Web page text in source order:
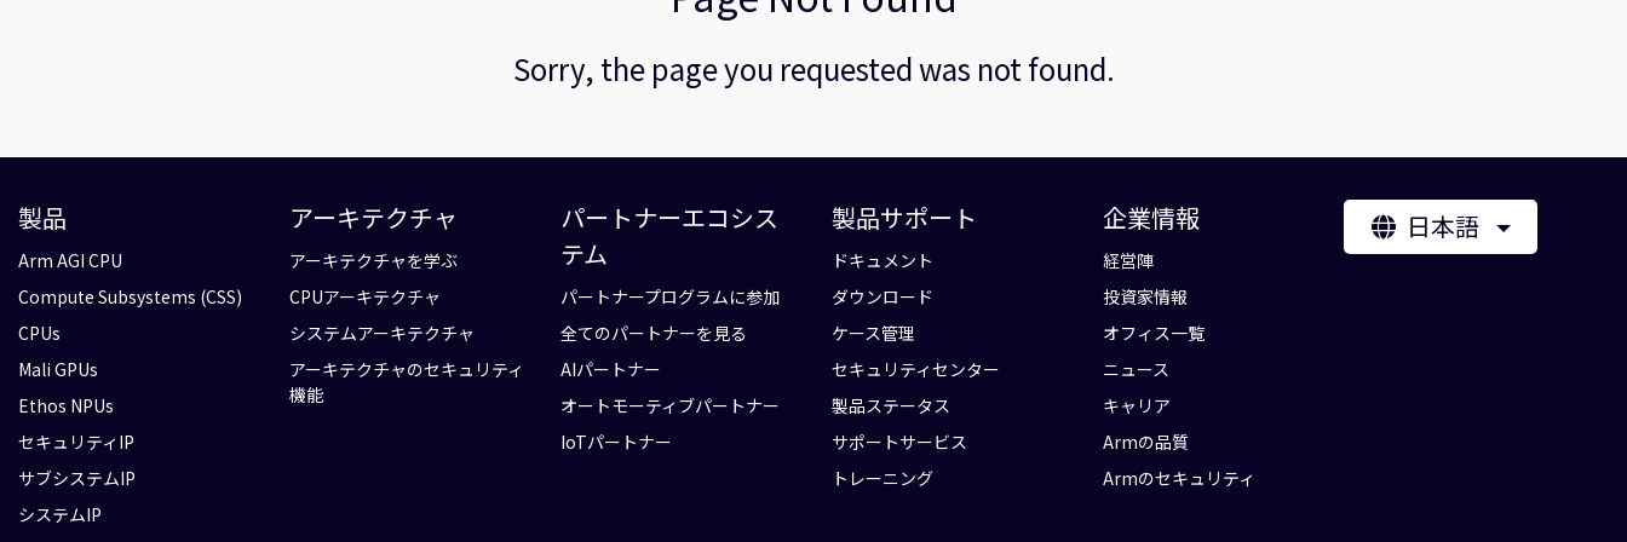
Sorry, the page you requested was not found.
製品
Arm AGI CPU
Compute Subsystems (CSS)
CPUs
Mali GPUs
Ethos NPUs
セキュリティIP
サブシステムIP
システムIP
アーキテクチャ
アーキテクチャを学ぶ
CPUアーキテクチャ
システムアーキテクチャ
アーキテクチャのセキュリティ
機能
パートナーエコシス
テム
パートナープログラムに参加
全てのパートナーを見る
AIパートナー
オートモーティブパートナー
IoTパートナー
製品サポート
ドキュメント
ダウンロード
ケース管理
セキュリティセンター
製品ステータス
サポートサービス
トレーニング
企業情報
経営陣
投資家情報
オフィス一覧
ニュース
キャリア
Armの品質
Armのセキュリティ
日本語